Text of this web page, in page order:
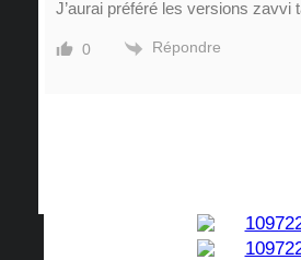
J’aurai préféré les versions zavvi
0 Répondre